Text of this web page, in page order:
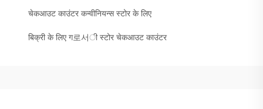
चेकआउट काउंटर कन्वीनियन्स स्टोर के लिए
बिक्री के लिए ग로서ी स्टोर चेकआउट काउंटर